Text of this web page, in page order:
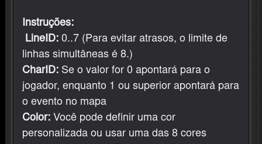
Instruções:
LineID: 0..7 (Para evitar atrasos, o limite de
linhas simultâneas é 8.)
CharID: Se o valor for 0 apontará para o
jogador, enquanto 1 ou superior apontará para
o evento no mapa
Color: Você pode definir uma cor
personalizada ou usar uma das 8 cores